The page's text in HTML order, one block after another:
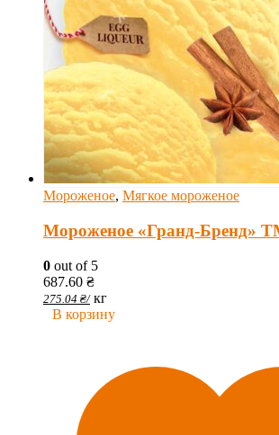
Мороженое, Мягкое мороженое
Мороженое «Гранд-Бренд»
0 out of 5
687.60 ₴
275.04 ₴/ кг
В корзину